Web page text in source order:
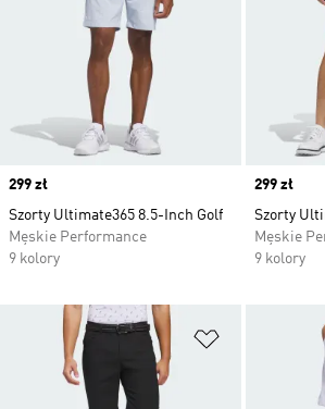
Price
299 zł
Szorty Ultimate365 8.5-Inch Golf
Męskie Performance
9 kolory
Price
299 zł
Szorty
Męskie
9 kolory
Dodaj do